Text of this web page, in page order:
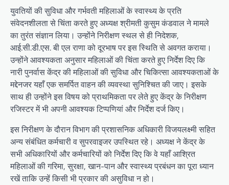
युवतियों की सुविधा और गर्भवती महिलाओं के स्वास्थ्य के प्रति
संवेदनशीलता से चिंता करते हुए अध्यक्ष श्रीमती कुसुम कंडवाल ने मामले
का तुरंत संज्ञान लिया। उन्होंने निरीक्षण स्थल से ही निदेशक,
आई.सी.डी.एस. बी एल राणा को दूरभाष पर इस स्थिति से अवगत कराया।
उन्होंने आवश्यकता अनुसार महिलाओं की चिंता करते हुए निर्देश दिए कि
नारी पुनर्वास केंद्र की महिलाओं की सुविधा और चिकित्सा आवश्यकताओं के
मद्देनजर यहाँ एक समर्पित वाहन की व्यवस्था सुनिश्चित की जाए। इसके
साथ ही उन्होंने इस विषय को प्राथमिकता पर लेते हुए केंद्र के निरीक्षण
रजिस्टर में भी अपनी आवश्यक टिप्पणियां और निर्देश दर्ज किए।
​इस निरीक्षण के दौरान विभाग की प्रशासनिक अधिकारी विजयलक्ष्मी सहित
अन्य संबंधित कर्मचारी व सुपरवाइजर उपस्थित रहे। अध्यक्ष ने केंद्र के
सभी अधिकारियों और कर्मचारियों को निर्देश दिए कि वे यहाँ आश्रित
महिलाओं की गरिमा, सुरक्षा, खान-पान और स्वास्थ्य प्रबंधन का पूरा ध्यान
रखें ताकि उन्हें किसी भी प्रकार की असुविधा न हो।